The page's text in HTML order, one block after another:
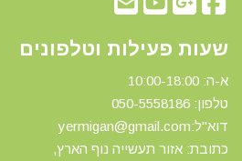
שעות פעילות וטלפונים
א-ה: 10:00-18:00
טלפון: 0 50-5558186
דוא"ל:yermigan@gmail.com
כתובת: אזור תעשייה נוף הארץ,